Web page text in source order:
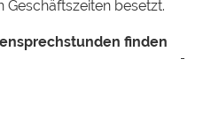
besetzt.
finden